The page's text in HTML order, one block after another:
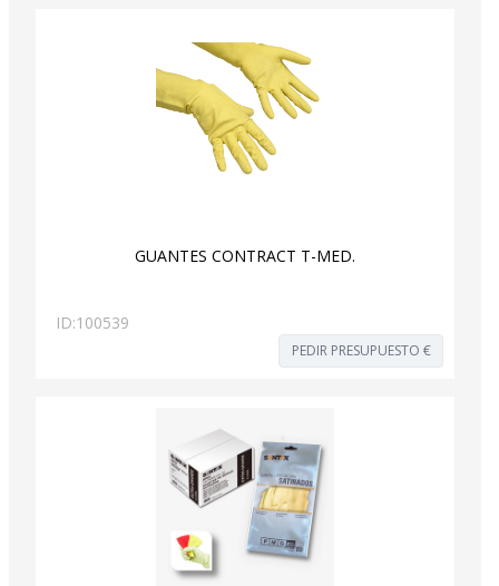
GUANTES CONTRACT T-MED.
ID:100539
PEDIR PRESUPUESTO €